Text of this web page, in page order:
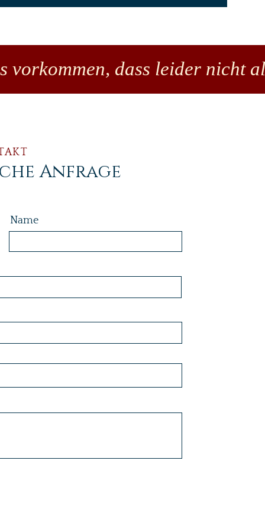
vorkommen, dass leider
Anfrage
Name